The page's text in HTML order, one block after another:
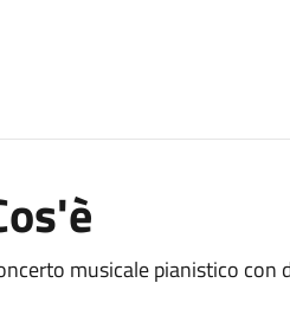
musicale pianistico con